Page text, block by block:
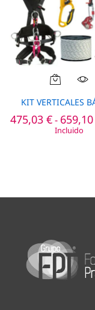
Este
página
de
KIT VERTICALES
475,03 €- 659,10
Incluido